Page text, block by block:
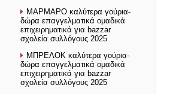
ΜΑΡΜΑΡΟ καλύτερα γούρια-
δώρα επαγγελματικά ομαδικά
επιχειρηματικά για bazzar
σχολεία συλλόγους 2025
ΜΠΡΕΛΟΚ καλύτερα γούρια-
δώρα επαγγελματικά ομαδικά
επιχειρηματικά για bazzar
σχολεία συλλόγους 2025